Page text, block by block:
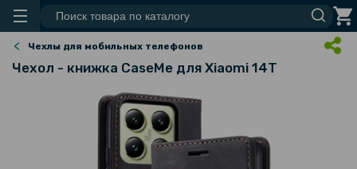
Чехлы для мобильных телефонов
Чехол - книжка CaseMe для Xiaomi 14T